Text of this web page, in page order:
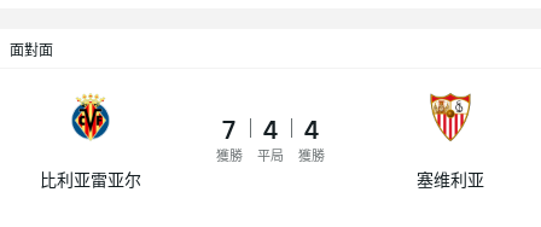
面對面
比利亚雷亚尔
7
獲勝
4
平局
4
獲勝
塞维利亚